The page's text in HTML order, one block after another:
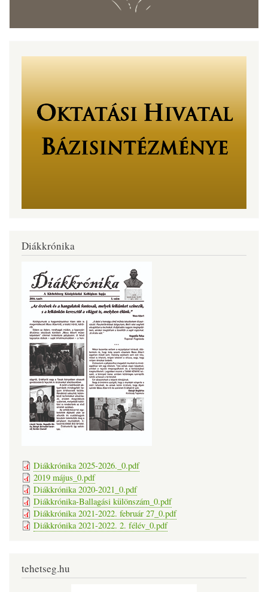
Diákkrónika
Diákkrónika 2025-2026._0.pdf
2019 május_0.pdf
Diákkrónika 2020-2021_0.pdf
Diákkrónika-Ballagási különszám_0.pdf
Diákkrónika 2021-2022. február 27_0.pdf
Diákkrónika 2021-2022. 2. félév_0.pdf
tehetseg.hu